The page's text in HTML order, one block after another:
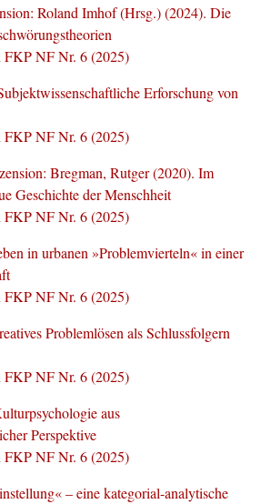
Roland Imhof (Hrsg.) (2024). Die
FKP NF Nr. 6 (2025)
Erforschung von
FKP NF Nr. 6 (2025)
Bregman, Rutger (2020). Im
Geschichte der Menschheit
FKP NF Nr. 6 (2025)
in urbanen »Problemvierteln« in einer
FKP NF Nr. 6 (2025)
Problemlösen als Schlussfolgern
FKP NF Nr. 6 (2025)
aus
Perspektive
FKP NF Nr. 6 (2025)
– eine kategorial-analytische